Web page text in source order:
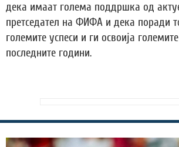
дека имаат голема поддршка од
претседател на ФИФА и дека поради
големите успеси и ги освоија
последните години.